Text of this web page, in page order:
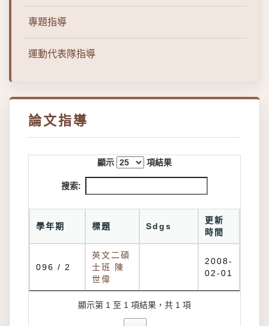
專題指導
運動代表隊指導
論文指導
顯示 項結果
搜索:
學年期 標題 Sdgs
更新
時間
096 / 2
英文二碩
士班 陳
世偉
2008-
02-01
顯示第 1 至 1 項結果，共 1 項